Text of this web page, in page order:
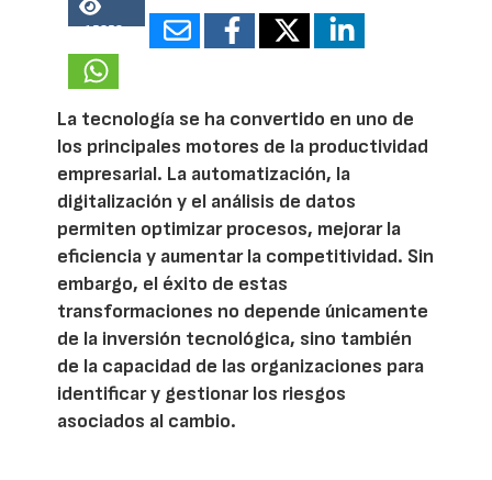
15358
La tecnología se ha convertido en uno de
los principales motores de la productividad
empresarial. La automatización, la
digitalización y el análisis de datos
permiten optimizar procesos, mejorar la
eficiencia y aumentar la competitividad. Sin
embargo, el éxito de estas
transformaciones no depende únicamente
de la inversión tecnológica, sino también
de la capacidad de las organizaciones para
identificar y gestionar los riesgos
asociados al cambio.